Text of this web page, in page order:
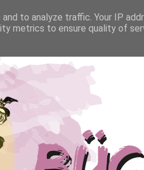
to analyze traffic. Your IP
metrics to ensure quality of